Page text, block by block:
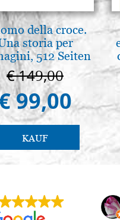
della croce.
storia per
512 Seiten
€ 149,00
99,00
KAUF